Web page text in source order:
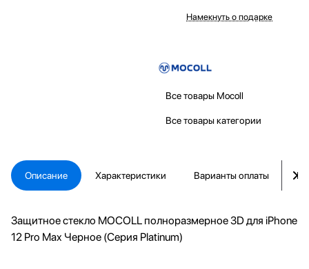
Намекнуть о подарке
Все товары Mocoll
Все товары категории
Описание Характеристики Варианты оплаты
Защитное стекло MOCOLL полноразмерное 3D для iPhone
12 Pro Max Черное (Серия Platinum)